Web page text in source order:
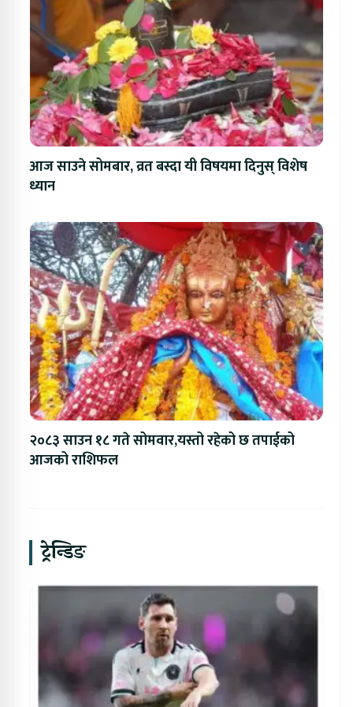
आज साउने सोमबार, व्रत बस्दा यी विषयमा दिनुस् विशेष
ध्यान
२०८३ साउन १८ गते सोमवार,यस्तो रहेको छ तपाईको
आजको राशिफल
ट्रेन्डिङ